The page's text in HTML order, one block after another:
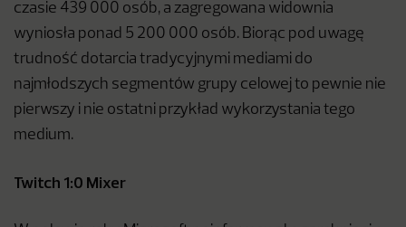
czasie 439 000 osób, a zagregowana widownia
wyniosła ponad 5 200 000 osób. Biorąc pod uwagę
trudność dotarcia tradycyjnymi mediami do
najmłodszych segmentów grupy celowej to pewnie nie
pierwszy i nie ostatni przykład wykorzystania tego
medium.
Twitch 1:0 Mixer